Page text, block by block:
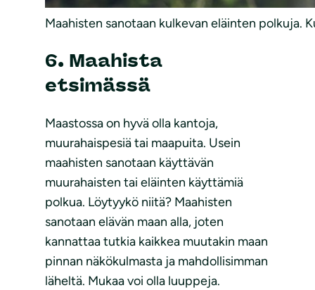
Maahisten sanotaan kulkevan eläinten polkuja.
6. Maahista
etsimässä
Maastossa on hyvä olla kantoja,
muurahaispesiä tai maapuita. Usein
maahisten sanotaan käyttävän
muurahaisten tai eläinten käyttämiä
polkua. Löytyykö niitä? Maahisten
sanotaan elävän maan alla, joten
kannattaa tutkia kaikkea muutakin maan
pinnan näkökulmasta ja mahdollisimman
läheltä. Mukaa voi olla luuppeja.